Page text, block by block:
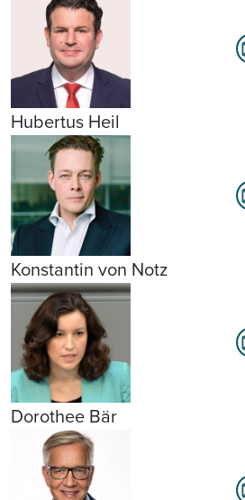
Hubertus Heil
Konstantin von Notz
Dorothee Bär